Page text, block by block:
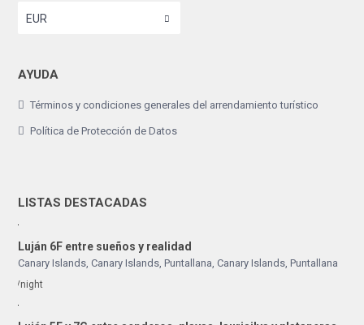
EUR
AYUDA
Términos y condiciones generales del arrendamiento turístico
Política de Protección de Datos
LISTAS DESTACADAS
Luján 6F entre sueños y realidad
Canary Islands, Canary Islands, Puntallana, Canary Islands, Puntallana
/night